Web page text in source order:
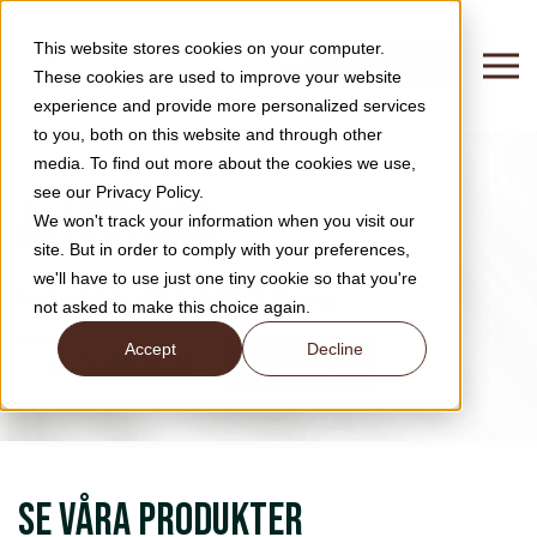
This website stores cookies on your computer.
These cookies are used to improve your website
experience and provide more personalized services
to you, both on this website and through other
media. To find out more about the cookies we use,
see our Privacy Policy.
We won't track your information when you visit our
site. But in order to comply with your preferences,
we'll have to use just one tiny cookie so that you're
not asked to make this choice again.
Accept Decline
KONTAKT OSS
Alltid braögonblick
Närvarande där ögonblick skapas.
Hitta produkter Bokmöte
SE VÅRA PRODUKTER